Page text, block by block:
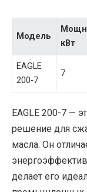
Модель
кВт
EAGLE
200-7
7
EAGLE 200-7 —
решение для
масла. Он
делает его